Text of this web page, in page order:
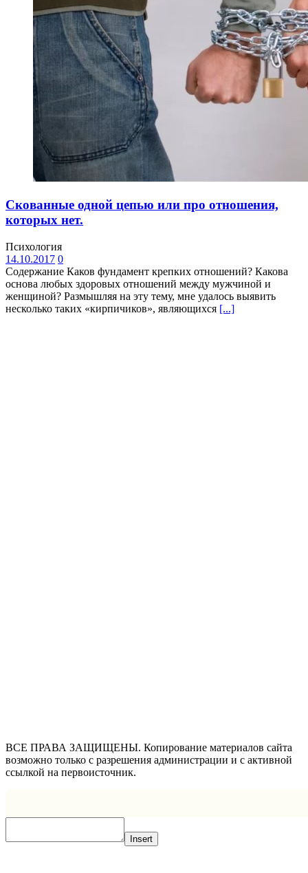
Скованные одной цепью или про отношения,
которых нет.
Психология
14.10.2017 0
Содержание Каков фундамент крепких отношений? Какова
основа любых здоровых отношений между мужчиной и
женщиной? Размышляя на эту тему, мне удалось выявить
несколько таких «кирпичиков», являющихся [...]
ВСЕ ПРАВА ЗАЩИЩЕНЫ. Копирование материалов сайта
возможно только с разрешения администрации и с активной
ссылкой на первоисточник.
Insert